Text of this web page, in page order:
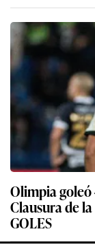
Olimpia
Clausura de
GOLES